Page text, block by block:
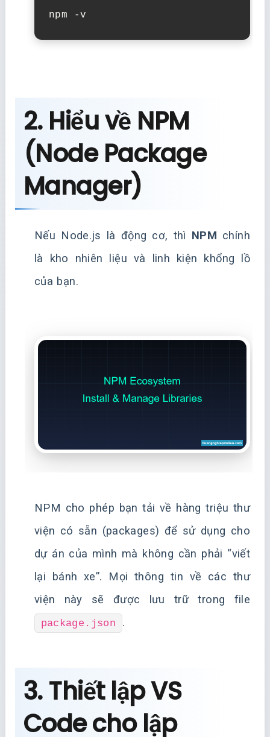
npm
2. Hiểu về NPM
(Node Package
Manager)
Nếu Node.js là động cơ, thì NPM chính
là kho nhiên liệu và linh kiện khổng lồ
của bạn.
NPM cho phép bạn tải về hàng triệu thư
viện có sẵn (packages) để sử dụng cho
dự án của mình mà không cần phải “viết
lại bánh xe”. Mọi thông tin về các thư
viện này sẽ được lưu trữ trong file
package.json .
3. Thiết lập VS
Code cho lập